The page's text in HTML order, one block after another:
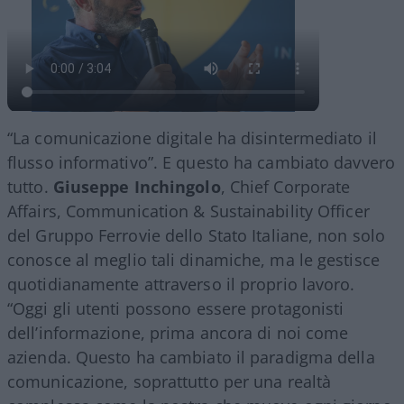
“La comunicazione digitale ha disintermediato il
flusso informativo”. E questo ha cambiato davvero
tutto. Giuseppe Inchingolo, Chief Corporate
Affairs, Communication & Sustainability Officer
del Gruppo Ferrovie dello Stato Italiane, non solo
conosce al meglio tali dinamiche, ma le gestisce
quotidianamente attraverso il proprio lavoro.
“Oggi gli utenti possono essere protagonisti
dell’informazione, prima ancora di noi come
azienda. Questo ha cambiato il paradigma della
comunicazione, soprattutto per una realtà